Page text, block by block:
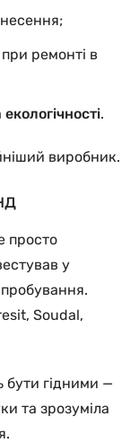
ремонті в
екологічності.
виробник.
просто
у
Soudal,
бути гідними —
та зрозуміла